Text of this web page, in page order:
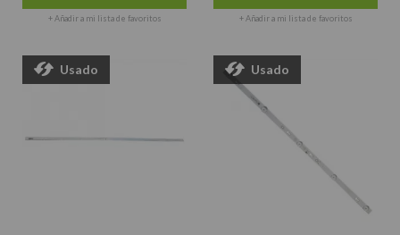
+ Añadir a mi lista de favoritos + Añadir a mi lista de favoritos
Usado Usado